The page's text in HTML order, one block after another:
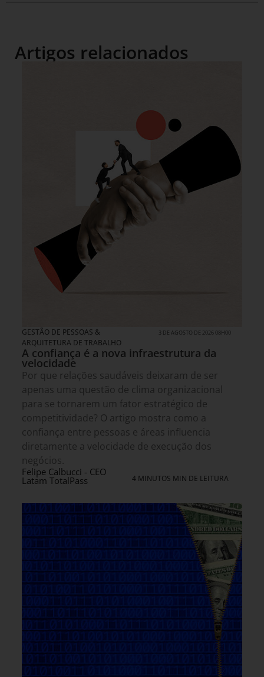
Artigos relacionados
GESTÃO DE PESSOAS &
ARQUITETURA DE TRABALHO
3 DE AGOSTO DE 2026 08H00
A confiança é a nova infraestrutura da
velocidade
Por que relações saudáveis deixaram de ser
apenas uma questão de clima organizacional
para se tornarem um fator estratégico de
competitividade? O artigo mostra como a
confiança entre pessoas e áreas influencia
diretamente a velocidade de execução dos
negócios.
Felipe Calbucci - CEO
Latam TotalPass 4 MINUTOS MIN DE LEITURA